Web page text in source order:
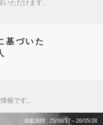
いただけます。
基づいた
報です。
掲載期間 25/09/17～26/05/28